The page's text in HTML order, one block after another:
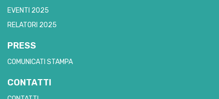
EVENTI 2025
RELATORI 2025
PRESS
COMUNICATI STAMPA
CONTATTI